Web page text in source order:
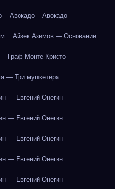
Авокадо Авокадо
Айзек Азимов — Основание
Граф Монте-Кристо
— Три мушкетёра
— Евгений Онегин
— Евгений Онегин
— Евгений Онегин
— Евгений Онегин
— Евгений Онегин